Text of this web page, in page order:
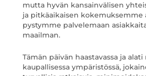
mutta hyvän kansainvälisen
ja pitkäaikaisen kokemuksemme
pystymme palvelemaan
maailman.
Tämän päivän haastavassa ja
kaupallisessa ympäristössä,